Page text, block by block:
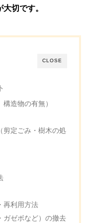
大切です。
CLOSE
造物の有無）
剪定ごみ・樹木の処
再利用方法
ガゼボなど）の撤去